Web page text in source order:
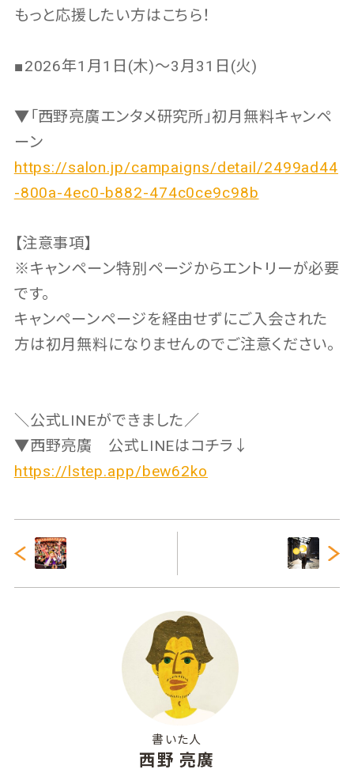
もっと応援したい方はこちら！
■2026年1月1日(木)〜3月31日(火)
▼「西野亮廣エンタメ研究所」初月無料キャンペ
ーン
https://salon.jp/campaigns/detail/2499ad44
-800a-4ec0-b882-474c0ce9c98b
【注意事項】
※キャンペーン特別ページからエントリーが必要
です。
キャンペーンページを経由せずにご入会された
方は初月無料になりませんのでご注意ください。
＼公式LINEができました／
▼西野亮廣 公式LINEはコチラ↓
https://lstep.app/bew62ko
書いた人
西野 亮廣